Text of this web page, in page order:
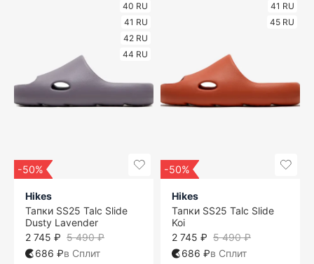
40 RU
41 RU
42 RU
44 RU
-50%
Hikes
Тапки SS25 Talc Slide
Dusty Lavender
5 490 ₽
2 745 ₽
686 ₽в Сплит
41 RU
45 RU
-50%
Hikes
Тапки SS25 Talc Slide
Koi
5 490 ₽
2 745 ₽
686 ₽в Сплит